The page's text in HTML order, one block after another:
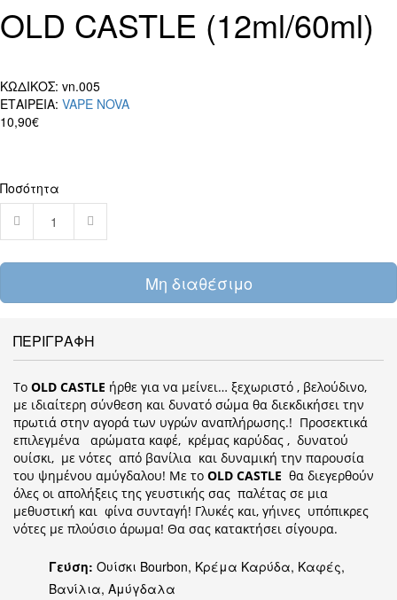
OLD CASTLE (12ml/60ml)
ΚΩΔΙΚΟΣ: vn.005
ΕΤΑΙΡΕΙΑ: VAPE NOVA
10,90€
Ποσότητα
Μη διαθέσιμο
ΠΕΡΙΓΡΑΦΗ
Το OLD CASTLE ήρθε για να μείνει… ξεχωριστό , βελούδινο,
με ιδιαίτερη σύνθεση και δυνατό σώμα θα διεκδικήσει την
πρωτιά στην αγορά των υγρών αναπλήρωσης.! Προσεκτικά
επιλεγμένα αρώματα καφέ, κρέμας καρύδας , δυνατού
ουίσκι, με νότες από βανίλια και δυναμική την παρουσία
του ψημένου αμύγδαλου! Με το OLD CASTLE θα διεγερθούν
όλες οι απολήξεις της γευστικής σας παλέτας σε μια
μεθυστική και φίνα συνταγή! Γλυκές και, γήινες υπόπικρες
νότες με πλούσιο άρωμα! Θα σας κατακτήσει σίγουρα.
Γεύση: Ουίσκι Bourbon, Κρέμα Καρύδα, Καφές,
Βανίλια, Αμύγδαλα